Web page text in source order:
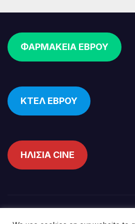
ΦΑΡΜΑΚΕΙΑ ΕΒΡΟΥ
ΚΤΕΛ ΕΒΡΟΥ
ΗΛΙΣΙΑ CINE